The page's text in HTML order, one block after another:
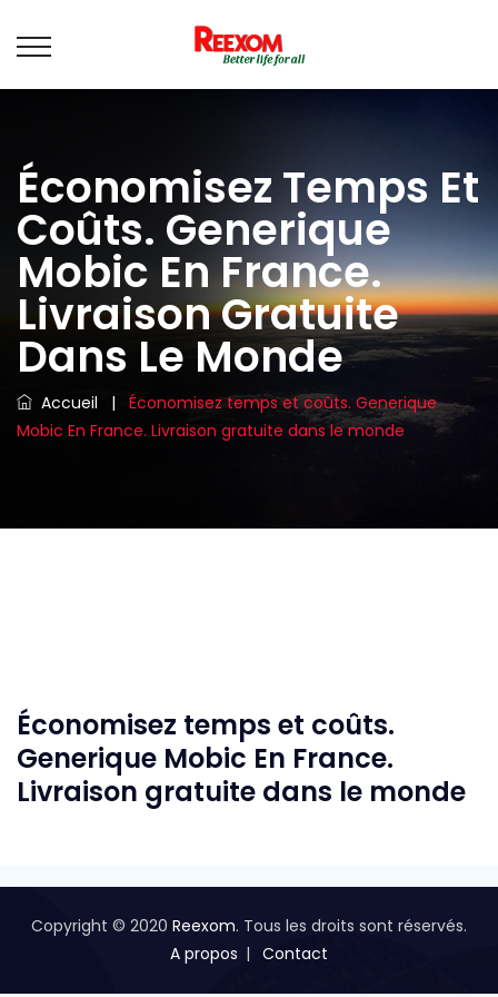
Économisez Temps Et
Coûts. Generique
Mobic En France.
Livraison Gratuite
Dans Le Monde
Accueil |
Économisez temps et coûts. Generique
Mobic En France. Livraison gratuite dans le monde
Économisez temps et coûts.
Generique Mobic En France.
Livraison gratuite dans le monde
Copyright © 2020 Reexom. Tous les droits sont réservés.
A propos
Contact